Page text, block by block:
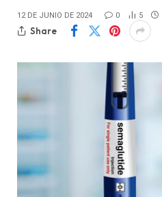
12 DE JUNIO DE 2024 0 5
Share